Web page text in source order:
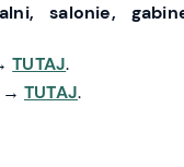
salonie,
TUTAJ.
→ TUTAJ.